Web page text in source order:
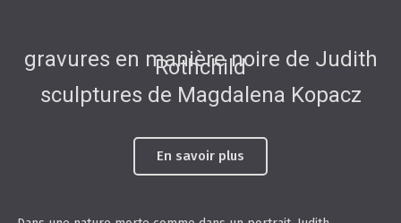
gravures en manière noire de Judith
Rothchild
sculptures de Magdalena Kopacz
En savoir plus